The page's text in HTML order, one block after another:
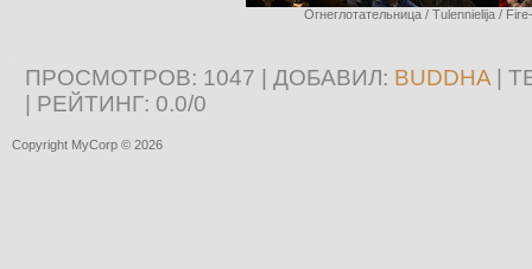
Огнеглотательница / Tulennielija /
ПРОСМОТРОВ: 1047 | ДОБАВИЛ: BUDDHA
РЕЙТИНГ: 0.0/0
Copyright MyCorp © 2026